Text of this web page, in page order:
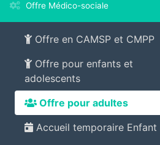
Offre Médico-sociale
Offre en CAMSP et CMPP
Offre pour enfants et
adolescents
Offre pour adultes
Accueil temporaire Enfant